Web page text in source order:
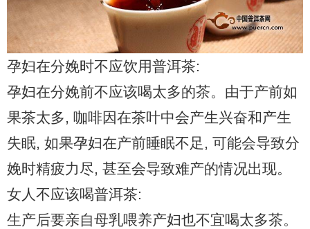
孕妇在分娩时不应饮用普洱茶:
孕妇在分娩前不应该喝太多的茶。由于产前如
果茶太多, 咖啡因在茶叶中会产生兴奋和产生
失眠, 如果孕妇在产前睡眠不足, 可能会导致分
娩时精疲力尽, 甚至会导致难产的情况出现。
女人不应该喝普洱茶:
生产后要亲自母乳喂养产妇也不宜喝太多茶。